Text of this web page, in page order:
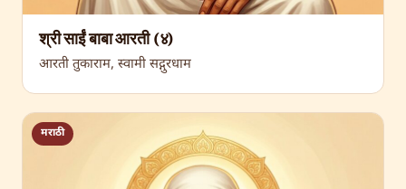
श्री साईं बाबा आरती (४)
आरती तुकाराम, स्वामी सद्गुरधाम
मराठी